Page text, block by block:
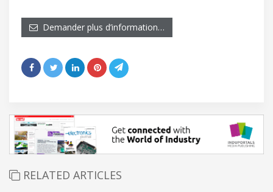
Demander plus d’information…
RELATED ARTICLES